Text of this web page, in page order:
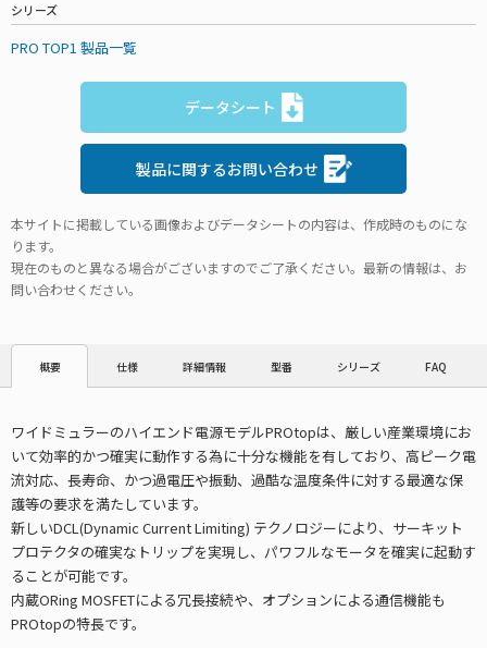
シリーズ
PRO TOP1 製品一覧
データシート
製品に関するお問い合わせ
本サイトに掲載している画像およびデータシートの内容は、作成時のものにな
ります。
現在のものと異なる場合がございますのでご了承ください。最新の情報は、お
問い合わせください。
概要 仕様 詳細情報 型番 シリーズ FAQ
ワイドミュラーのハイエンド電源モデルPROtopは、厳しい産業環境にお
いて効率的かつ確実に動作する為に十分な機能を有しており、高ピーク電
流対応、長寿命、かつ過電圧や振動、過酷な温度条件に対する最適な保
護等の要求を満たしています。
新しいDCL(Dynamic Current Limiting) テクノロジーにより、サーキット
プロテクタの確実なトリップを実現し、パワフルなモータを確実に起動す
ることが可能です。
内蔵ORing MOSFETによる冗長接続や、オプションによる通信機能も
PROtopの特長です。